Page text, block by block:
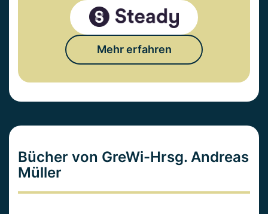
Mehr erfahren
Bücher von GreWi-Hrsg. Andreas
Müller